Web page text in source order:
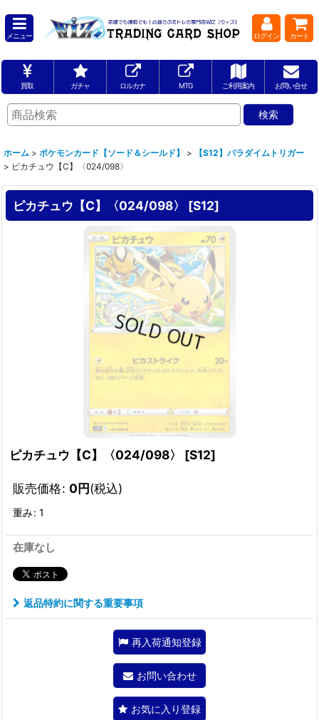
メニュー ログイン カート
買取 ガチャ ロルカナ MTG ご利用案内 お問い合せ
ホーム > ポケモンカード【ソード＆シールド】 >
【S12】パラダイムトリガー
> ピカチュウ【C】〈024/098〉
ピカチュウ【C】〈024/098〉 [S12]
ピカチュウ【C】〈024/098〉 [S12]
販売価格: 0円(税込)
重み: 1
在庫なし
返品特約に関する重要事項
再入荷通知登録
お問い合わせ
お気に入り登録